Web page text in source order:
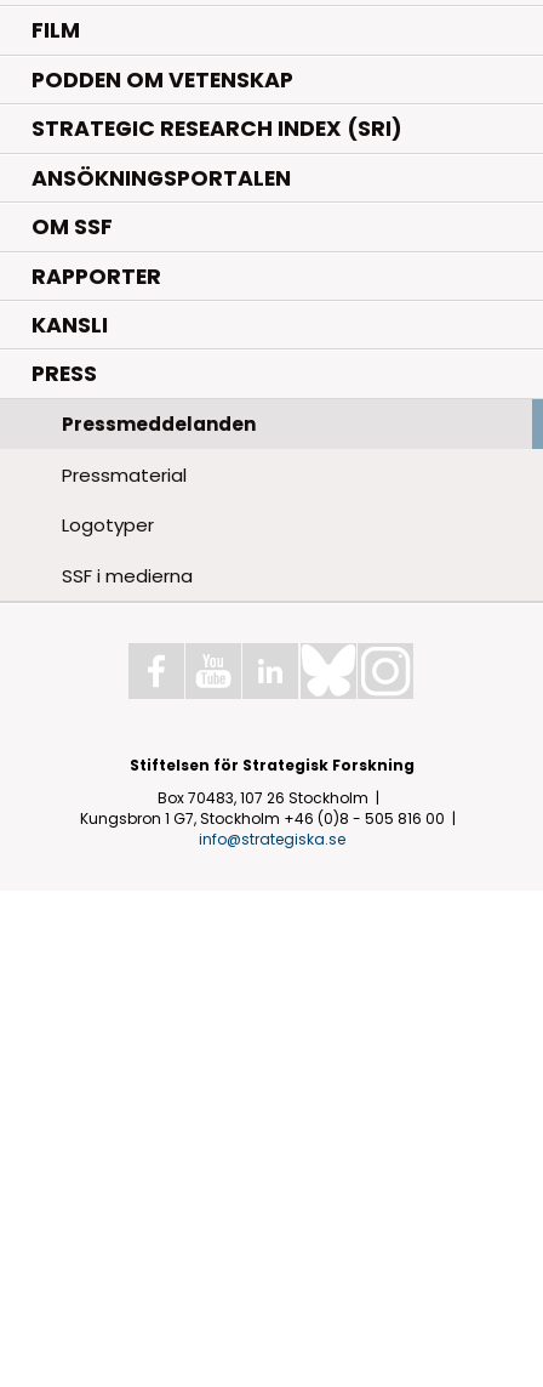
FILM
PODDEN OM VETENSKAP
STRATEGIC RESEARCH INDEX (SRI)
ANSÖKNINGSPORTALEN
OM SSF
RAPPORTER
KANSLI
PRESS
Pressmeddelanden
Pressmaterial
Logotyper
SSF i medierna
Stiftelsen för Strategisk Forskning
Box 70483, 107 26 Stockholm
Kungsbron 1 G7, Stockholm +46 (0)8 - 505 816 00
info@strategiska.se